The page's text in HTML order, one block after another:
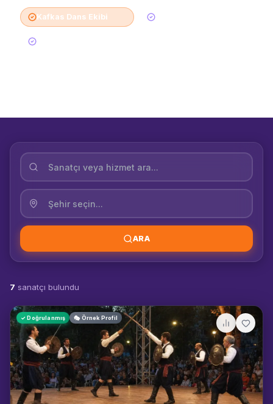
Kafkas Dans Ekibi
ARA
7 sanatçı bulundu
✓ Doğrulanmış 🎭 Örnek Profil